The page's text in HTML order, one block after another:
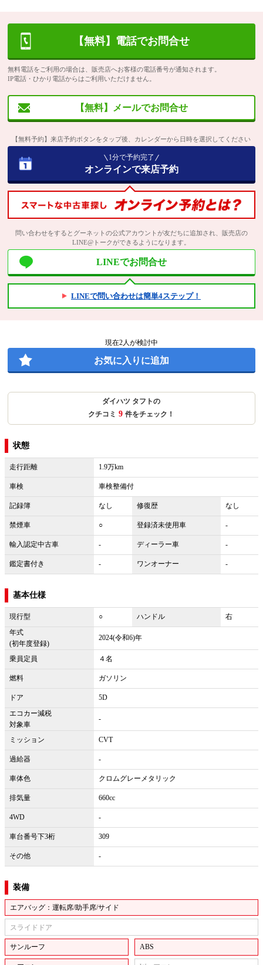
【無料】電話でお問合せ
無料電話をご利用の場合は、販売店へお客様の電話番号が通知されます。
IP電話・ひかり電話からはご利用いただけません。
【無料】メールでお問合せ
【無料予約】来店予約ボタンをタップ後、カレンダーから日時を選択してください
1分で予約完了
オンラインで来店予約
問い合わせをするとグーネットの公式アカウントが友だちに追加され、販売店の
LINE@トークができるようになります。
LINEでお問合せ
LINEで問い合わせは簡単4ステップ！
現在2人が検討中
お気に入りに追加
ダイハツ タフトの
クチコミ 9 件をチェック！
状態
走行距離 1.9万km
車検 車検整備付
記録簿 なし 修復歴 なし
禁煙車 ○ 登録済未使用車 -
輸入認定中古車 - ディーラー車 -
鑑定書付き - ワンオーナー -
基本仕様
現行型 ○ ハンドル
右
年式
(初年度登録)
2024(令和6)年
乗員定員 ４名
燃料 ガソリン
ドア
5D
エコカー減税
対象車
-
ミッション CVT
過給器 -
車体色 クロムグレーメタリック
排気量 660cc
4WD -
車台番号下3桁 309
その他 -
装備
エアバッグ：運転席/助手席/サイド
スライドドア
サンルーフ ABS